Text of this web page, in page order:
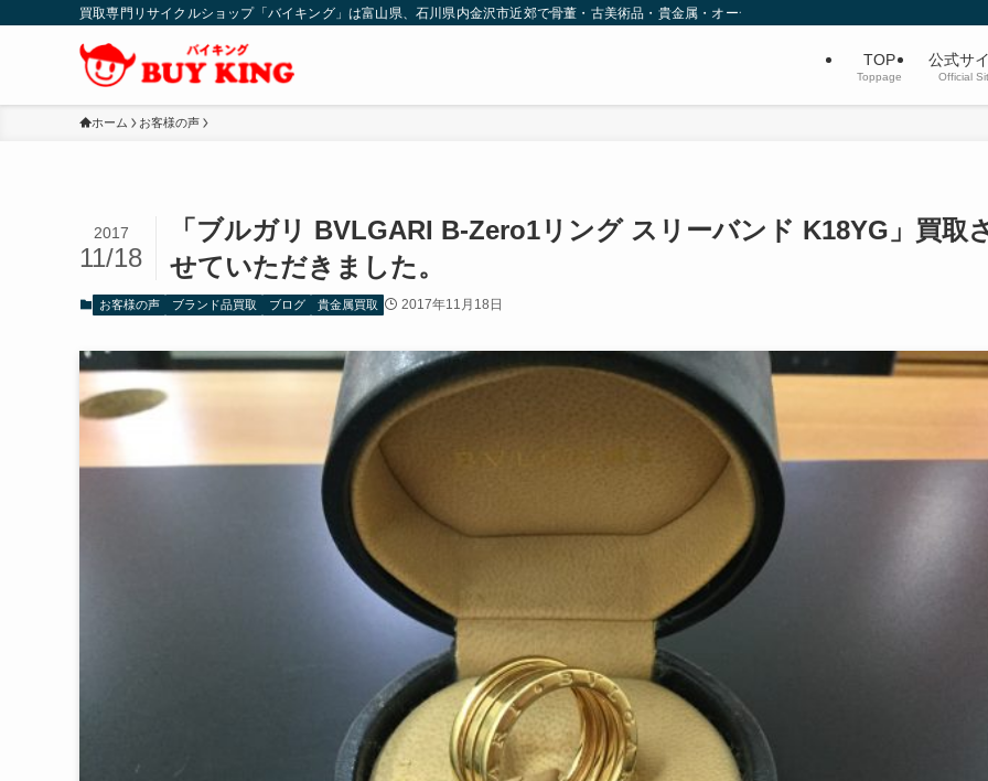
買取専門リサイクルショップ「バイキング」は富山県、石川県内金沢市近郊で骨董・古美術品・貴金属・オーディオなど不用品買取を行っています
TOP
Toppage
公式サ
Official
ホーム お客様の声
「ブルガリ BVLGARI B-Zero1リング スリーバンド K18YG」買取
せていただきました。
2017
11/18
お客様の声 ブランド品買取 ブログ 貴金属買取 2017年11月18日